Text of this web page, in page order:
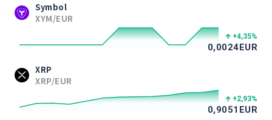
Symbol
XYM/EUR
+4,35%
0,0024EUR
XRP
XRP/EUR
+2,93%
0,9051 EUR